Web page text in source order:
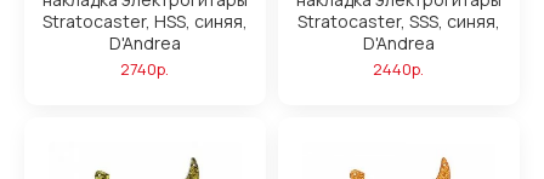
Stratocaster, HSS, синяя,
D'Andrea
2740р.
Stratocaster, SSS, синяя,
D'Andrea
2440р.